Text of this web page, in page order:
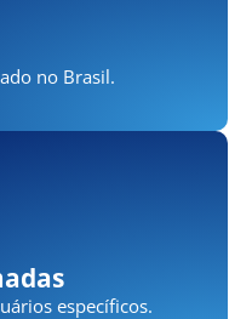
no Brasil.
específicos.